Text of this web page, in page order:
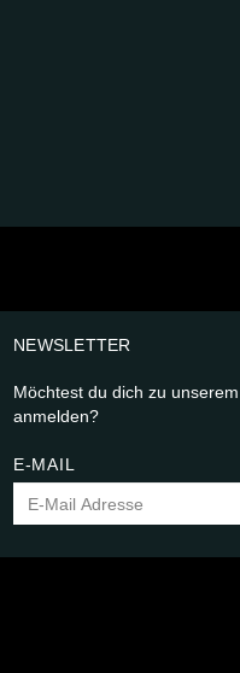
NEWSLETTER
Möchtest du dich zu unserem
anmelden?
E-MAIL